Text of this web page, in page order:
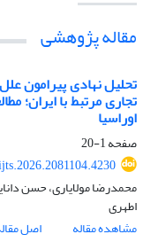
مقاله پژوهشی
تحلیل نهادی پیرامون
تجاری مرتبط با ایران؛
اوراسیا
صفحه1-20
محمدرضا مولایاری، حسن
اطهری
مشاهده مقاله
اصل